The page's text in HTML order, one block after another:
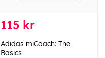
115 kr
Adidas miCoach: The
Basics